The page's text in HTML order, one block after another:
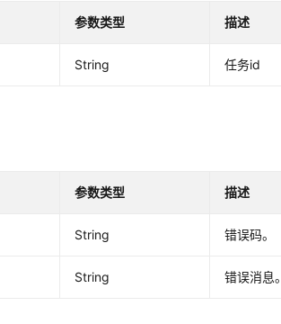
参数类型 描述
String 任务id
参数类型 描述
String 错误码。
String 错误消息。